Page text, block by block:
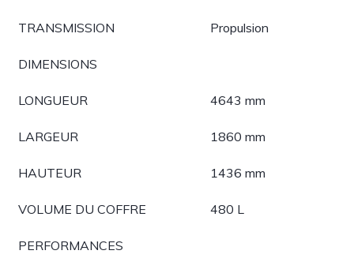
TRANSMISSION Propulsion
DIMENSIONS
LONGUEUR 4643 mm
LARGEUR 1860 mm
HAUTEUR 1436 mm
VOLUME DU COFFRE 480 L
PERFORMANCES